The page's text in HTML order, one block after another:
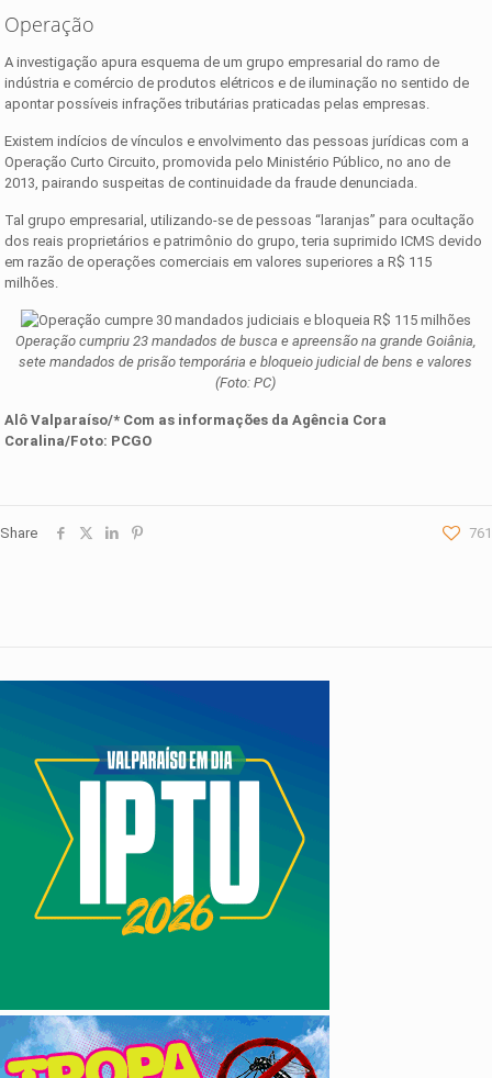
Operação
A investigação apura esquema de um grupo empresarial do ramo de
indústria e comércio de produtos elétricos e de iluminação no sentido de
apontar possíveis infrações tributárias praticadas pelas empresas.
Existem indícios de vínculos e envolvimento das pessoas jurídicas com a
Operação Curto Circuito, promovida pelo Ministério Público, no ano de
2013, pairando suspeitas de continuidade da fraude denunciada.
Tal grupo empresarial, utilizando-se de pessoas “laranjas” para ocultação
dos reais proprietários e patrimônio do grupo, teria suprimido ICMS devido
em razão de operações comerciais em valores superiores a R$ 115
milhões.
Operação cumpriu 23 mandados de busca e apreensão na grande Goiânia,
sete mandados de prisão temporária e bloqueio judicial de bens e valores
(Foto: PC)
Alô Valparaíso/* Com as informações daAgência Cora
Coralina/Foto: PCGO
Share 761